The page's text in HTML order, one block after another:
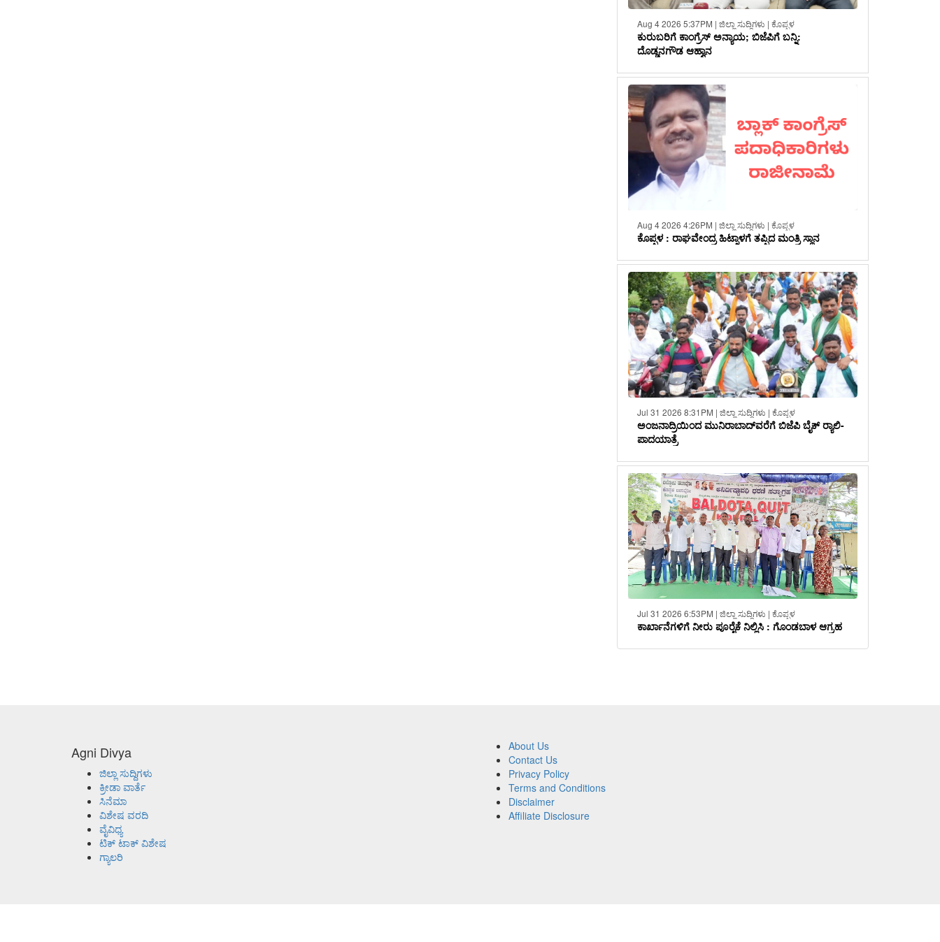
Aug 4 2026 5:37PM | ಜಿಲ್ಲಾ ಸುದ್ದಿಗಳು | ಕೊಪ್ಪಳ
ಕುರುಬರಿಗೆ ಕಾಂಗ್ರೆಸ್ ಅನ್ಯಾಯ; ಬಿಜೆಪಿಗೆ ಬನ್ನಿ:
ದೊಡ್ಡನಗೌಡ ಆಹ್ವಾನ
Aug 4 2026 4:26PM | ಜಿಲ್ಲಾ ಸುದ್ದಿಗಳು | ಕೊಪ್ಪಳ
ಕೊಪ್ಪಳ : ರಾಘವೇಂದ್ರ ಹಿಟ್ನಾಳಗೆ ತಪ್ಪಿದ ಮಂತ್ರಿ ಸ್ಥಾನ
Jul 31 2026 8:31PM | ಜಿಲ್ಲಾ ಸುದ್ದಿಗಳು | ಕೊಪ್ಪಳ
ಅಂಜನಾದ್ರಿಯಿಂದ ಮುನಿರಾಬಾದ್‌ವರೆಗೆ ಬಿಜೆಪಿ ಬೈಕ್ ರ‍್ಯಾಲಿ-
ಪಾದಯಾತ್ರೆ
Jul 31 2026 6:53PM | ಜಿಲ್ಲಾ ಸುದ್ದಿಗಳು | ಕೊಪ್ಪಳ
ಕಾರ್ಖಾನೆಗಳಿಗೆ ನೀರು ಪೂರೈಕೆ ನಿಲ್ಲಿಸಿ : ಗೊಂಡಬಾಳ ಆಗ್ರಹ
Agni Divya
ಜಿಲ್ಲಾ ಸುದ್ದಿಗಳು
ಕ್ರೀಡಾ ವಾರ್ತೆ
ಸಿನೆಮಾ
ವಿಶೇಷ ವರದಿ
ವೈವಿಧ್ಯ
ಟಿಕ್ ಟಾಕ್ ವಿಶೇಷ
ಗ್ಯಾಲರಿ
About Us
Contact Us
Privacy Policy
Terms and Conditions
Disclaimer
Affiliate Disclosure